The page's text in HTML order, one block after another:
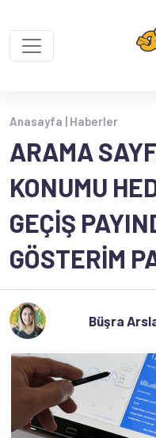
Anasayfa | Haberler
ARAMA
KONUMU
GEÇIŞ
GÖSTERIM
Büşra